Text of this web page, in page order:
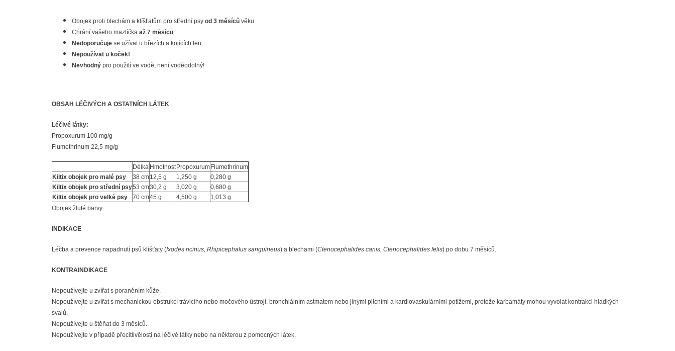
Obojek proti blechám a klíšťatům pro střední psy od 3 měsíců věku
Chrání vašeho mazlíčka až 7 měsíců
Nedoporučuje se užívat u březích a kojících fen
Nepoužívat u koček!
Nevhodný pro použití ve vodě, není voděodolný!
OBSAH LÉČIVÝCH A OSTATNÍCH LÁTEK
Léčivé látky:
Propoxurum 100 mg/g
Flumethrinum 22,5 mg/g
Délka HmotnostPropoxurumFlumethrinum
Kiltix obojek pro malé psy
38 cm12,5 g 1,250 g
0,280 g
Kiltix obojek pro střední psy53 cm30,2 g 3,020 g
0,680 g
Kiltix obojek pro velké psy
70 cm45 g 4,500 g
1,013 g
Obojek žluté barvy.
INDIKACE
Léčba a prevence napadnutí psů klíšťaty (Ixodes ricinus, Rhipicephalus sanguineus) a blechami (Ctenocephalides canis, Ctenocephalides felis) po dobu 7 měsíců.
KONTRAINDIKACE
Nepoužívejte u zvířat s poraněním kůže.
Nepoužívejte u zvířat s mechanickou obstrukcí trávicího nebo močového ústrojí, bronchiálním astmatem nebo jinými plicními a kardiovaskulárními potížemi, protože karbamáty mohou vyvolat kontrakci hladkých
svalů.
Nepoužívejte u štěňat do 3 měsíců.
Nepoužívejte v případě přecitlivělosti na léčivé látky nebo na některou z pomocných látek.